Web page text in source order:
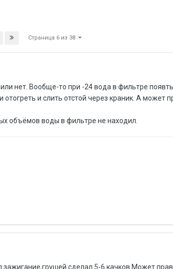
Страница 6 из 38
нет. Вообще-то при -24 вода в фильтре
и слить отстой через краник. А может
объёмов воды в фильтре не находил.
сделал 5-6 качков.Может